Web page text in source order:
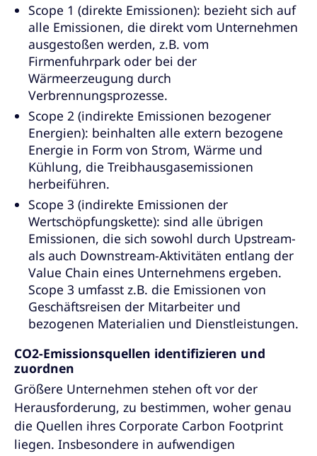
Scope 1 (direkte Emissionen): bezieht sich auf
alle Emissionen, die direkt vom Unternehmen
ausgestoßen werden, z.B. vom
Firmenfuhrpark oder bei der
Wärmeerzeugung durch
Verbrennungsprozesse.
Scope 2 (indirekte Emissionen bezogener
Energien): beinhalten alle extern bezogene
Energie in Form von Strom, Wärme und
Kühlung, die Treibhausgasemissionen
herbeiführen.
Scope 3 (indirekte Emissionen der
Wertschöpfungskette): sind alle übrigen
Emissionen, die sich sowohl durch Upstream-
als auch Downstream-Aktivitäten entlang der
Value Chain eines Unternehmens ergeben.
Scope 3 umfasst z.B. die Emissionen von
Geschäftsreisen der Mitarbeiter und
bezogenen Materialien und Dienstleistungen.
CO2-Emissionsquellen identifizieren und
zuordnen
Größere Unternehmen stehen oft vor der
Herausforderung, zu bestimmen, woher genau
die Quellen ihres Corporate Carbon Footprint
liegen. Insbesondere in aufwendigen